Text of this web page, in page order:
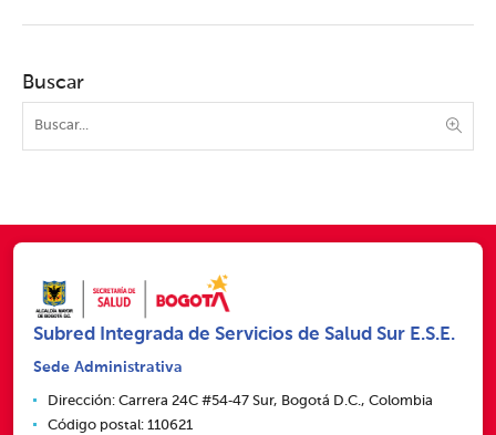
Buscar
Subred Integrada de Servicios de Salud Sur E.S.E.
Sede Administrativa
Dirección: Carrera 24C #54‑47 Sur, Bogotá D.C., Colombia
Código postal: 110621